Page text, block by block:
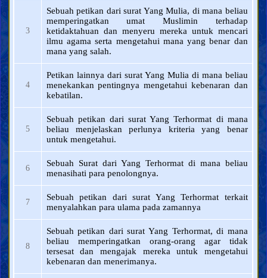
3
Sebuah petikan dari surat Yang Mulia, di mana beliau
memperingatkan umat Muslimin terhadap
ketidaktahuan dan menyeru mereka untuk mencari
ilmu agama serta mengetahui mana yang benar dan
mana yang salah.
4
Petikan lainnya dari surat Yang Mulia di mana beliau
menekankan pentingnya mengetahui kebenaran dan
kebatilan.
5
Sebuah petikan dari surat Yang Terhormat di mana
beliau menjelaskan perlunya kriteria yang benar
untuk mengetahui.
6
Sebuah Surat dari Yang Terhormat di mana beliau
menasihati para penolongnya.
7
Sebuah petikan dari surat Yang Terhormat terkait
menyalahkan para ulama pada zamannya
8
Sebuah petikan dari surat Yang Terhormat, di mana
beliau memperingatkan orang-orang agar tidak
tersesat dan mengajak mereka untuk mengetahui
kebenaran dan menerimanya.